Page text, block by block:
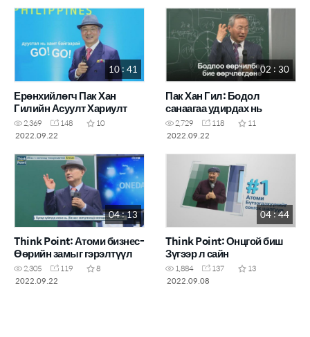
10 : 41
Ерөнхийлөгч Пак Хан
Гилийн Асуулт Хариулт
2,369 148
10
2022.09.22
02 : 30
Пак Хан Гил: Бодол
санаагаа удирдах нь
2,729 118
11
2022.09.22
04 : 13
Think Point: Атоми бизнес-
Өөрийн замыг гэрэлтүүл
2,305 119
8
2022.09.22
04 : 44
Think Point: Онцгой биш
Зүгээр л сайн
1,884 137
13
2022.09.08